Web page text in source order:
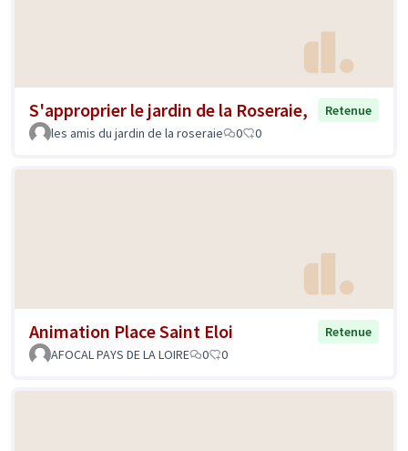
S'approprier le jardin de la Roseraie,
Retenue
les amis du jardin de la roseraie
0 0
Animation Place Saint Eloi
Retenue
AFOCAL PAYS DE LA LOIRE
0 0